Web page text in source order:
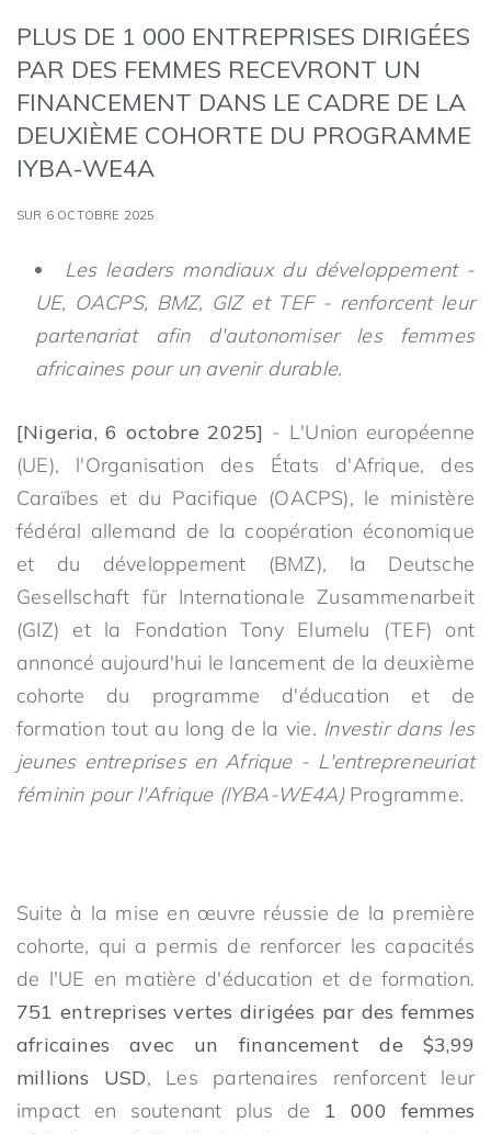
PLUS DE 1 000 ENTREPRISES DIRIGÉES
PAR DES FEMMES RECEVRONT UN
FINANCEMENT DANS LE CADRE DE LA
DEUXIÈME COHORTE DU PROGRAMME
IYBA-WE4A
SUR 6 OCTOBRE 2025
Les leaders mondiaux du développement -
UE, OACPS, BMZ, GIZ et TEF - renforcent leur
partenariat afin d'autonomiser les femmes
africaines pour un avenir durable.
[Nigeria, 6 octobre 2025] - L'Union européenne
(UE), l'Organisation des États d'Afrique, des
Caraïbes et du Pacifique (OACPS), le ministère
fédéral allemand de la coopération économique
et du développement (BMZ), la Deutsche
Gesellschaft für Internationale Zusammenarbeit
(GIZ) et la Fondation Tony Elumelu (TEF) ont
annoncé aujourd'hui le lancement de la deuxième
cohorte du programme d'éducation et de
formation tout au long de la vie. Investir dans les
jeunes entreprises en Afrique - L'entrepreneuriat
féminin pour l'Afrique (IYBA-WE4A)Programme.
Suite à la mise en œuvre réussie de la première
cohorte, qui a permis de renforcer les capacités
de l'UE en matière d'éducation et de formation.
751 entreprises vertes dirigées par des femmes
africaines avec un financement de $3,99
millions USD, Les partenaires renforcent leur
impact en soutenant plus de 1 000 femmes